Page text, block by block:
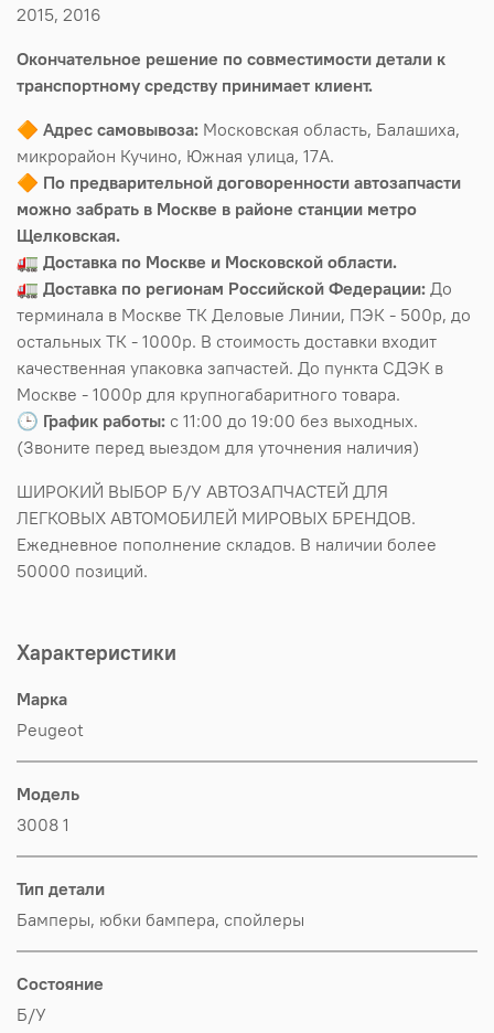
2015, 2016
Окончательное решение по совместимости детали к
транспортному средству принимает клиент.
🔶 Адрес самовывоза: Московская область, Балашиха,
микрорайон Кучино, Южная улица, 17А.
🔶 По предварительной договоренности автозапчасти
можно забрать в Москве в районе станции метро
Щелковская.
🚛 Доставка по Москве и Московской области.
🚛 Доставка по регионам Российской Федерации: До
терминала в Москве ТК Деловые Линии, ПЭК - 500р, до
остальных ТК - 1000р. В стоимость доставки входит
качественная упаковка запчастей. До пункта СДЭК в
Москве - 1000р для крупногабаритного товара.
🕒 График работы: с 11:00 до 19:00 без выходных.
(Звоните перед выездом для уточнения наличия)
ШИРОКИЙ ВЫБОР Б/У АВТОЗАПЧАСТЕЙ ДЛЯ
ЛЕГКОВЫХ АВТОМОБИЛЕЙ МИРОВЫХ БРЕНДОВ.
Ежедневное пополнение складов. В наличии более
50000 позиций.
Характеристики
Марка
Peugeot
Модель
3008 1
Тип детали
Бамперы, юбки бампера, спойлеры
Состояние
Б/У